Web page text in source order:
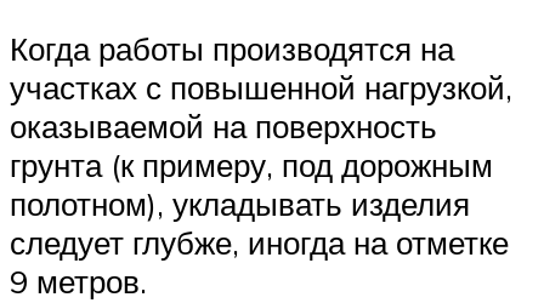
Когда работы производятся на
участках с повышенной нагрузкой,
оказываемой на поверхность
грунта (к примеру, под дорожным
полотном), укладывать изделия
следует глубже, иногда на отметке
9 метров.